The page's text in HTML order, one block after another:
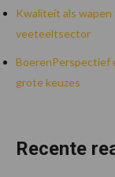
Kwaliteit als
veeteeltsector
BoerenPerspectief
grote keuzes
Recente